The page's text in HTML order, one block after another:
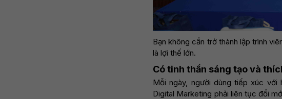
Bạn không cần trở thành lập trình
là lợi thế lớn.
Có tinh thần sáng tạo và
Mỗi ngày, người dùng tiếp xúc với
Digital Marketing phải liên tục đổi